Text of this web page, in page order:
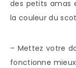
des petits amas
la couleur du
– Mettez votre
fonctionne